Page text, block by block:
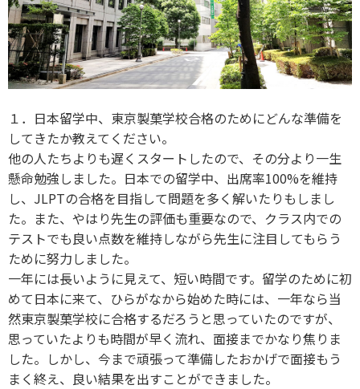
１．日本留学中、東京製菓学校合格のためにどんな準備を
してきたか教えてください。
他の人たちよりも遅くスタートしたので、その分より一生
懸命勉強しました。日本での留学中、出席率100%を維持
し、JLPTの合格を目指して問題を多く解いたりもしまし
た。また、やはり先生の評価も重要なので、クラス内での
テストでも良い点数を維持しながら先生に注目してもらう
ために努力しました。
一年には長いように見えて、短い時間です。留学のために初
めて日本に来て、ひらがなから始めた時には、一年なら当
然東京製菓学校に合格するだろうと思っていたのですが、
思っていたよりも時間が早く流れ、面接までかなり焦りま
した。しかし、今まで頑張って準備したおかげで面接もう
まく終え、良い結果を出すことができました。